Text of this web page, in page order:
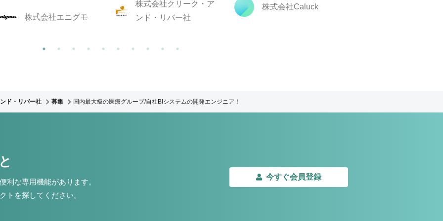
株式会社エニグモ
株式会社クリーク・ア
ンド・リバー社
株式会社Caluck
ド・リバー社 募集 国内最大級の医療グループ/自社BIシステムの開発エンジニア！
利な専用機能があります。
トを探してください。
今すぐ会員登録